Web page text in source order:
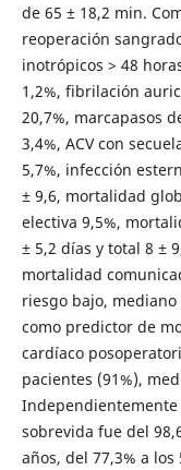
de 65 ± 18,2 min.
reoperación
inotrópicos > 48
1,2%, fibrilación
20,7%, marcapasos
3,4%, ACV con
5,7%, infección
± 9,6, mortalidad
electiva 9,5%,
± 5,2 días y total 8 ±
mortalidad
riesgo bajo,
como predictor de
cardíaco
pacientes (91%),
sobrevida fue del
años, del 77,3% a los